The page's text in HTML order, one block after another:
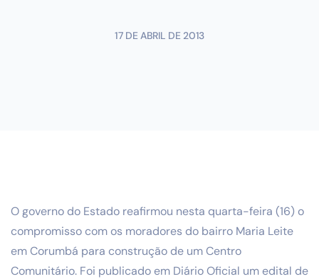
17 DE ABRIL DE 2013
O governo do Estado reafirmou nesta quarta-feira (16) o
compromisso com os moradores do bairro Maria Leite
em Corumbá para construção de um Centro
Comunitário. Foi publicado em Diário Oficial um edital de